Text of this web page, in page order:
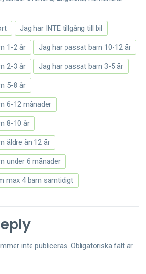
Jag har INTE tillgång till bil
1-2 år Jag har passat barn 10-12 år
2-3 år Jag har passat barn 3-5 år
5-8 år
6-12 månader
8-10 år
äldre än 12 år
under 6 månader
max 4 barn samtidigt
inte publiceras. Obligatoriska fält är